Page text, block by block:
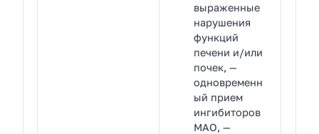
выраженные
нарушения
функций
печени и/или
почек, —
одновременн
ый прием
ингибиторов
МАО, —